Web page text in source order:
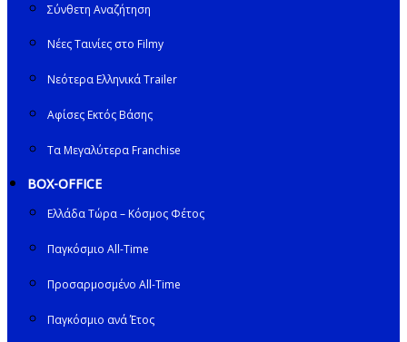
Σύνθετη Αναζήτηση
Νέες Ταινίες στο Filmy
Νεότερα Ελληνικά Trailer
Αφίσες Εκτός Βάσης
Τα Μεγαλύτερα Franchise
BOX-OFFICE
Ελλάδα Τώρα – Κόσμος Φέτος
Παγκόσμιο All-Time
Προσαρμοσμένο All-Time
Παγκόσμιο ανά Έτος